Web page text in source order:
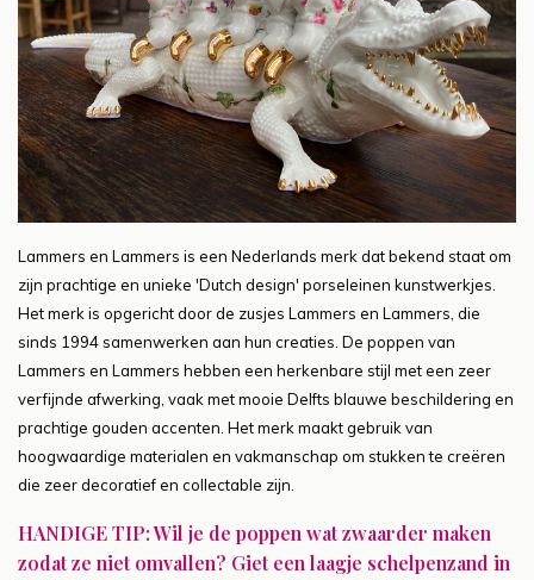
Lammers en Lammers is een Nederlands merk dat bekend staat om
zijn prachtige en unieke 'Dutch design' porseleinen kunstwerkjes.
Het merk is opgericht door de zusjes Lammers en Lammers, die
sinds 1994 samenwerken aan hun creaties. De poppen van
Lammers en Lammers hebben een herkenbare stijl met een zeer
verfijnde afwerking, vaak met mooie Delfts blauwe beschildering en
prachtige gouden accenten. Het merk maakt gebruik van
hoogwaardige materialen en vakmanschap om stukken te creëren
die zeer decoratief en collectable zijn.
HANDIGE TIP: Wil je de poppen wat zwaarder maken
zodat ze niet omvallen? Giet een laagje schelpenzand in